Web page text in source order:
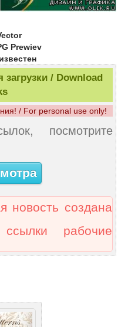
Prewiev
/ Download
/ For personal use only!
посмотрите
новость создана
рабочие